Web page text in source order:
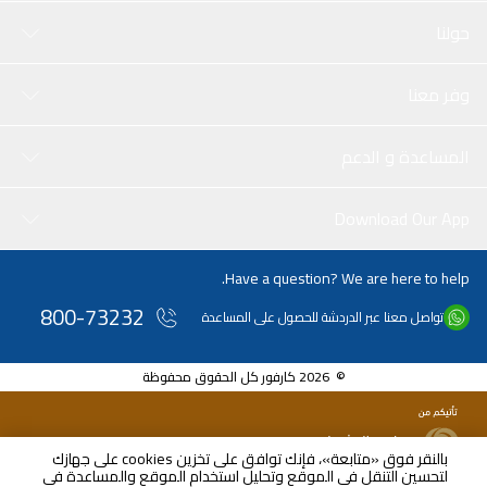
بالنقر فوق «متابعة»، فإنك توافق على تخزين cookies على جهازك
لتحسين التنقل في الموقع وتحليل استخدام الموقع والمساعدة في
Have a question? We are here to help.
تواصل معنا عبر الدردشة للحصول على المساعدة 800-73232
© 2026 كارفور كل الحقوق محفوظة